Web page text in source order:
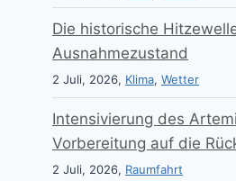
Die historische
Ausnahmezustand
2 Juli, 2026, Klima, Wetter
Intensivierung des
Vorbereitung auf die
2 Juli, 2026, Raumfahrt